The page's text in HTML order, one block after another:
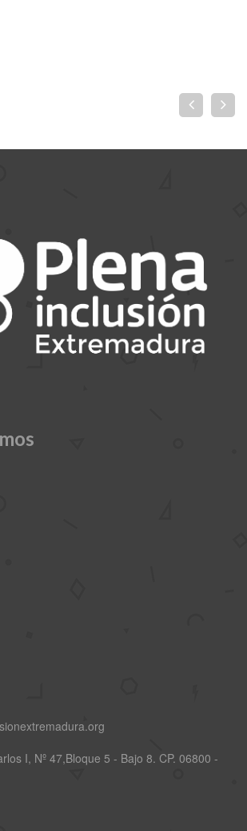
I, Nº 47,Bloque 5 - Bajo 8. CP. 06800 -